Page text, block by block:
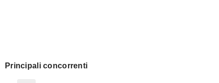
Principali concorrenti